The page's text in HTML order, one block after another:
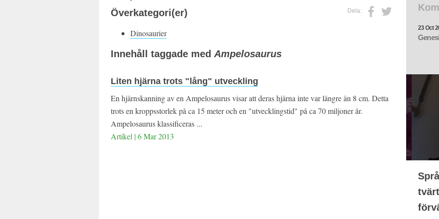
Dela:
Överkategori(er)
Dinosaurier
Innehåll taggade med Ampelosaurus
Liten hjärna trots "lång" utveckling
En hjärnskanning av en Ampelosaurus visar att deras hjärna inte var längre än 8 cm. Detta
trots en kroppsstorlek på ca 15 meter och en "utvecklingstid" på ca 70 miljoner år.
Ampelosaurus klassificeras ...
Artikel | 6 Mar 2013
23 Oct